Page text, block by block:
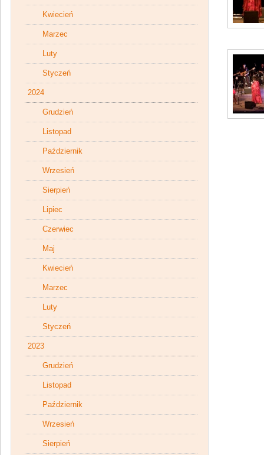
Kwiecień
Marzec
Luty
Styczeń
2024
Grudzień
Listopad
Październik
Wrzesień
Sierpień
Lipiec
Czerwiec
Maj
Kwiecień
Marzec
Luty
Styczeń
2023
Grudzień
Listopad
Październik
Wrzesień
Sierpień